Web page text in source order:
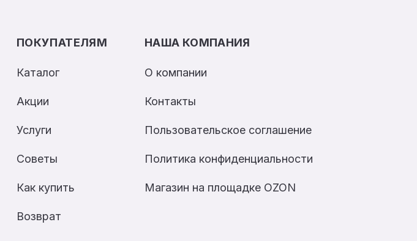
ПОКУПАТЕЛЯМ
Каталог
Акции
Услуги
Советы
Как купить
Возврат
НАША КОМПАНИЯ
О компании
Контакты
Пользовательское соглашение
Политика конфиденциальности
Магазин на площадке OZON